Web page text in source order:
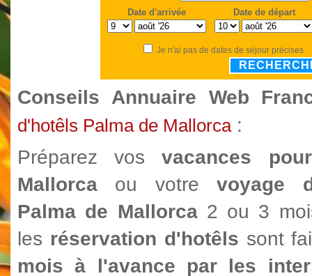
Date d'arrivée Date de départ
Je n'ai pas de dates de séjour précises
Conseils Annuaire Web
d'hotêls Palma de Mallorca:
Préparez vosvacances
Mallorca ou votrevoyage
Palma de Mallorca 2 ou 3
les réservation d'hotêls sont
mois à l'avance par les